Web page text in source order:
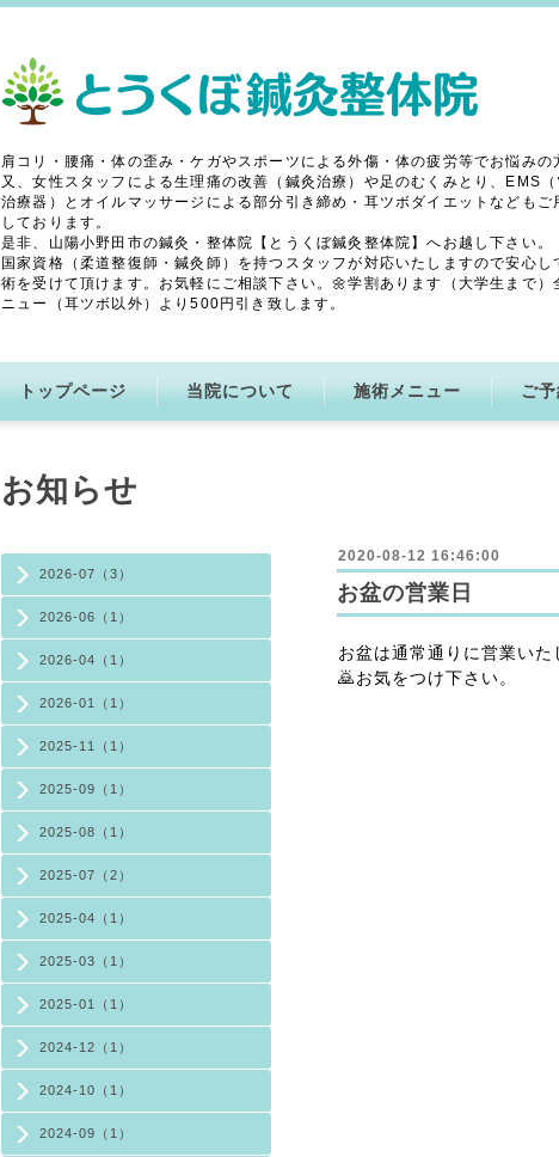
肩コリ・腰痛・体の歪み・ケガやスポーツによる外傷・体の疲労等でお悩みの
又、女性スタッフによる生理痛の改善（鍼灸治療）や足のむくみとり、EMS（
治療器）とオイルマッサージによる部分引き締め・耳ツボダイエットなどもご
しております。
是非、山陽小野田市の鍼灸・整体院【とうくぼ鍼灸整体院】へお越し下さい。
国家資格（柔道整復師・鍼灸師）を持つスタッフが対応いたしますので安心し
術を受けて頂けます。お気軽にご相談下さい。🌼学割あります（大学生まで）
ニュー（耳ツボ以外）より500円引き致します。
トップページ 当院について 施術メニュー ご
2026-07（3）
2026-06（1）
2026-04（1）
2026-01（1）
2025-11（1）
2025-09（1）
2025-08（1）
2025-07（2）
2025-04（1）
2025-03（1）
2025-01（1）
2024-12（1）
2024-10（1）
2024-09（1）
お知らせ
2020-08-12 16:46:00
お盆の営業日
お盆は通常通りに営業い
🙇お気をつけ下さい。